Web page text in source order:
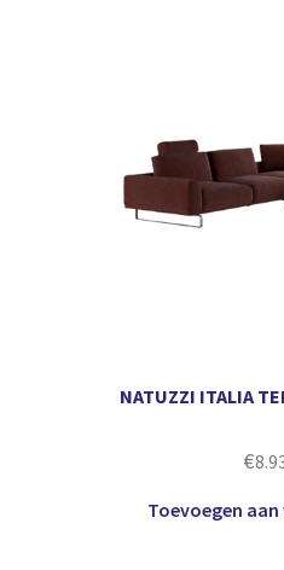
NATUZZI ITALIA
€
Toevoegen